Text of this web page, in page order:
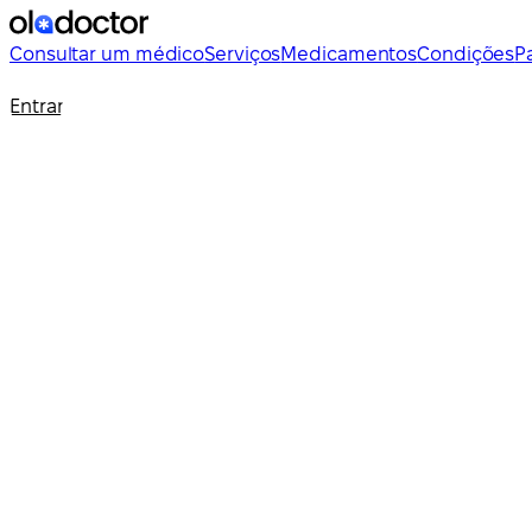
Consultar um médicoServiçosMedicamentosCondições
Entrar